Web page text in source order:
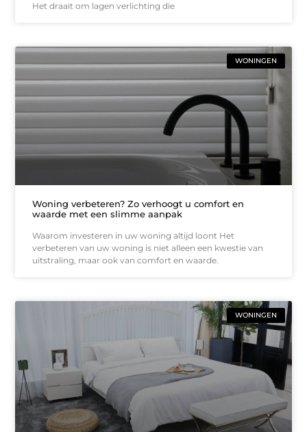
Het draait om lagen verlichting die
WONINGEN
Woning verbeteren? Zo verhoogt u comfort en
waarde met een slimme aanpak
Waarom investeren in uw woning altijd loont Het
verbeteren van uw woning is niet alleen een kwestie van
uitstraling, maar ook van comfort en waarde.
WONINGEN